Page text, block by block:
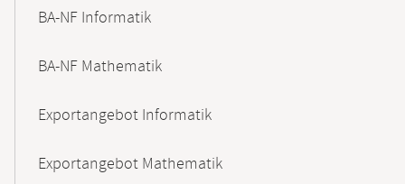
BA-NF Informatik
BA-NF Mathematik
Exportangebot Informatik
Exportangebot Mathematik